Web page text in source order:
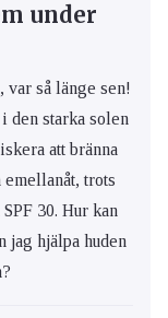
under
var så länge sen!
den starka solen
att bränna
trots
30. Hur kan
jag hjälpa huden